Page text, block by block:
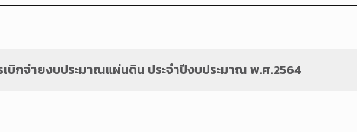
บิกจ่ายงบประมาณแผ่นดิน ประจำปีงบประมาณ พ.ศ.2564